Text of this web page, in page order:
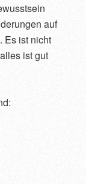
auf
Es ist nicht
ist gut